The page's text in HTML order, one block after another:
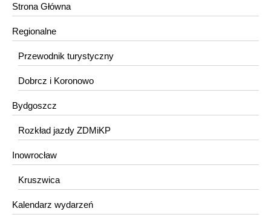
Strona Główna
Regionalne
Przewodnik turystyczny
Dobrcz i Koronowo
Bydgoszcz
Rozkład jazdy ZDMiKP
Inowrocław
Kruszwica
Kalendarz wydarzeń